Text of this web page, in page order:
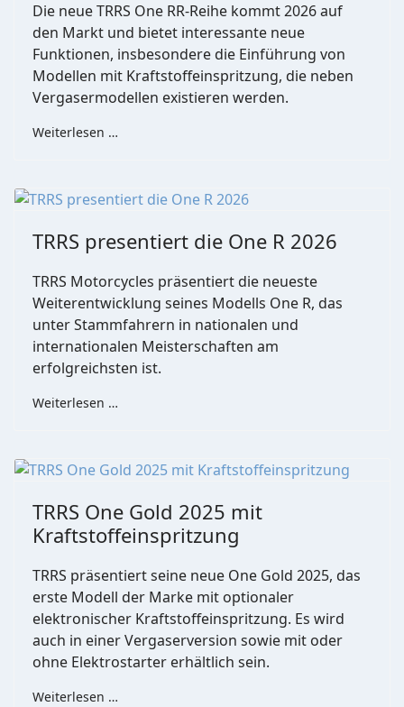
Die neue TRRS One RR-Reihe kommt 2026 auf
den Markt und bietet interessante neue
Funktionen, insbesondere die Einführung von
Modellen mit Kraftstoffeinspritzung, die neben
Vergasermodellen existieren werden.
Weiterlesen …
TRRS presentiert die One R 2026
TRRS Motorcycles präsentiert die neueste
Weiterentwicklung seines Modells One R, das
unter Stammfahrern in nationalen und
internationalen Meisterschaften am
erfolgreichsten ist.
Weiterlesen …
TRRS One Gold 2025 mit
Kraftstoffeinspritzung
TRRS präsentiert seine neue One Gold 2025, das
erste Modell der Marke mit optionaler
elektronischer Kraftstoffeinspritzung. Es wird
auch in einer Vergaserversion sowie mit oder
ohne Elektrostarter erhältlich sein.
Weiterlesen …